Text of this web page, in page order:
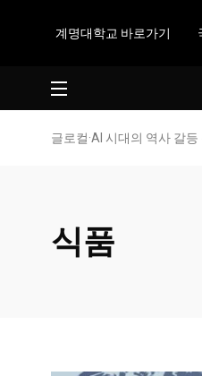
계명대학교 바로가기
글로컬·AI 시대의 역사 갈
식품